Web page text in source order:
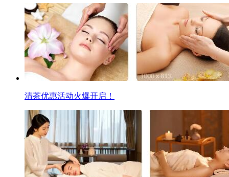
清茶优惠活动火爆开启！